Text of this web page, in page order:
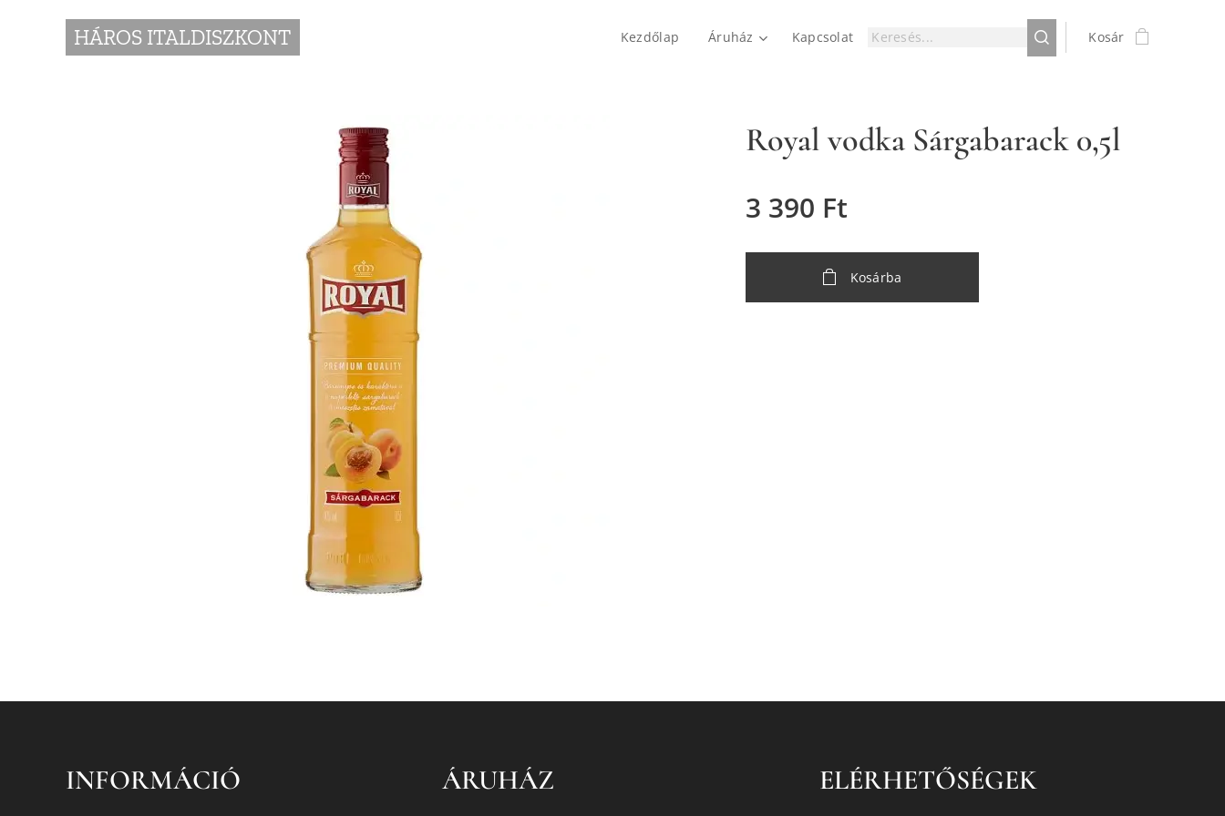
HÁROS ITALDISZKONT Kezdőlap Áruház Kapcsolat Kosár
Royal vodka Sárgabarack 0,5l
3 390 Ft
Kosárba
INFORMÁCIÓ ÁRUHÁZ ELÉRHETŐSÉGEK